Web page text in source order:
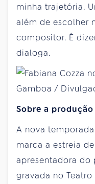
minha trajetória.
além de escolher
compositor. É
dialoga.
Sobre a produção
A nova
marca a estreia de
apresentadora do
gravada no Teatro